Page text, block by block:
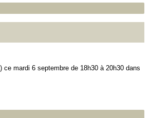
mardi 6 septembre de 18h30 à 20h30 dans